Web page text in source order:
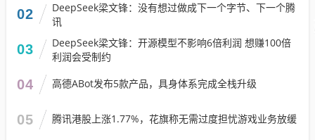
02
DeepSeek梁文锋：没有想过做成下一个字节、下一个腾
讯
03
DeepSeek梁文锋：开源模型不影响6倍利润 想赚100倍
利润会受制约
04 高德ABot发布5款产品，具身体系完成全栈升级
05 腾讯港股上涨1.77%，花旗称无需过度担忧游戏业务放缓